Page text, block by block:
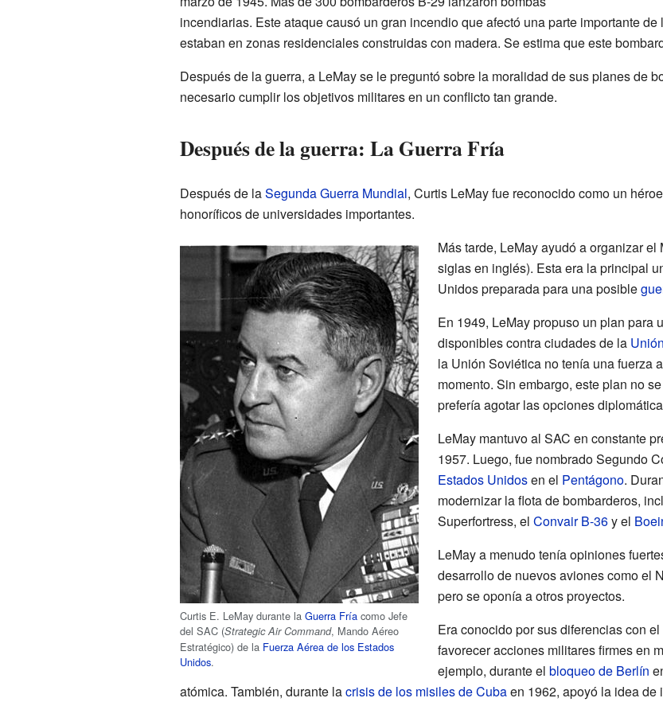
incendiarias. Este ataque causó un gran incendio que afectó una parte importante
estaban en zonas residenciales construidas con madera. Se estima que este
Después de la guerra, a LeMay se le preguntó sobre la moralidad de sus planes de
necesario cumplir los objetivos militares en un conflicto tan grande.
Después de la guerra: La Guerra Fría
Después de laSegunda Guerra Mundial, Curtis LeMay fue reconocido como un
honoríficos de universidades importantes.
Curtis E. LeMay durante la Guerra Fríacomo Jefe
del SAC (Strategic Air Command, Mando Aéreo
Estratégico) de la Fuerza Aérea de los Estados
Unidos.
Más tarde, LeMay ayudó a organizar
siglas en inglés). Esta era la principal
Unidos preparada para una posible
En 1949, LeMay propuso un plan para
disponibles contra ciudades de la
la Unión Soviética no tenía una fuerza
momento. Sin embargo, este plan no
prefería agotar las opciones
LeMay mantuvo al SAC en constante
1957. Luego, fue nombrado Segundo
Estados Unidosen el Pentágono.
modernizar la flota de bombarderos,
Superfortress, el Convair B-36y el
LeMay a menudo tenía opiniones
desarrollo de nuevos aviones como el
pero se oponía a otros proyectos.
Era conocido por sus diferencias con
favorecer acciones militares firmes en
ejemplo, durante el bloqueo de Berlín
atómica. También, durante lacrisis de los misiles de Cubaen 1962, apoyó la idea de